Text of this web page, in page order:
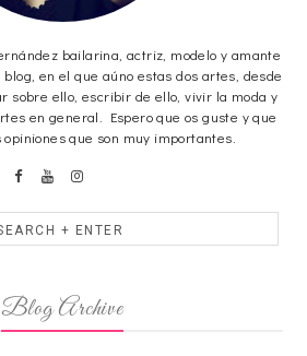
bailarina, actriz, modelo y amante
en el que aúno estas dos artes, desde
sobre ello, escribir de ello, vivir la moda y
en general. Espero que os guste y que
que son muy importantes.
Blog Archive